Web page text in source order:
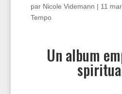
par Nicole Videmann | 11
Tempo
Un album